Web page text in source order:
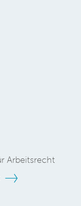
Arbeitsrecht